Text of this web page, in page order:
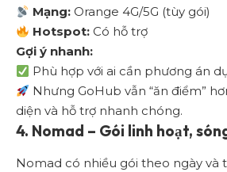
Mạng: Orange 4G/5G (tùy gói)
Hotspot: Có hỗ trợ
Gợi ý nhanh:
Phù hợp với ai cần phương án
Nhưng GoHub vẫn “ăn điểm”
diện và hỗ trợ nhanh chóng.
4. Nomad – Gói linh hoạt,
Nomad có nhiều gói theo ngày và